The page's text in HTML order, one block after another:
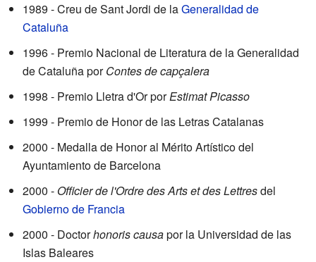
1989 - Creu de Sant Jordi de laGeneralidad de
Cataluña
1996 - Premio Nacional de Literatura de la Generalidad
de Cataluña porContes de capçalera
1998 - Premio Lletra d'Or porEstimat Picasso
1999 - Premio de Honor de las Letras Catalanas
2000 - Medalla de Honor al Mérito Artístico del
Ayuntamiento de Barcelona
2000 - Officier de l'Ordre des Arts et des Lettresdel
Gobierno de Francia
2000 - Doctorhonoris causapor la Universidad de las
Islas Baleares